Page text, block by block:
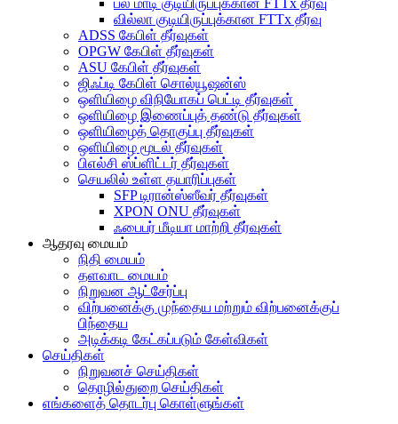
பல மாடி குடியிருப்புக்கான FTTx தீர்வு
வில்லா குடியிருப்புக்கான FTTx தீர்வு
ADSS கேபிள் தீர்வுகள்
OPGW கேபிள் தீர்வுகள்
ASU கேபிள் தீர்வுகள்
ஜிஃப்டி கேபிள் சொல்யூஷன்ஸ்
ஒளியிழை விநியோகப் பெட்டி தீர்வுகள்
ஒளியிழை இணைப்புத் தண்டு தீர்வுகள்
ஒளியிழைத் தொகுப்பு தீர்வுகள்
ஒளியிழை மூடல் தீர்வுகள்
பிஎல்சி ஸ்ப்ளிட்டர் தீர்வுகள்
செயலில் உள்ள தயாரிப்புகள்
SFP டிரான்ஸ்ஸீவர் தீர்வுகள்
XPON ONU தீர்வுகள்
ஃபைபர் மீடியா மாற்றி தீர்வுகள்
ஆதரவு மையம்
நிதி மையம்
தளவாட மையம்
நிறுவன ஆட்சேர்ப்பு
விற்பனைக்கு முந்தைய மற்றும் விற்பனைக்குப்
பிந்தைய
அடிக்கடி கேட்கப்படும் கேள்விகள்
செய்திகள்
நிறுவனச் செய்திகள்
தொழில்துறை செய்திகள்
எங்களைத் தொடர்பு கொள்ளுங்கள்